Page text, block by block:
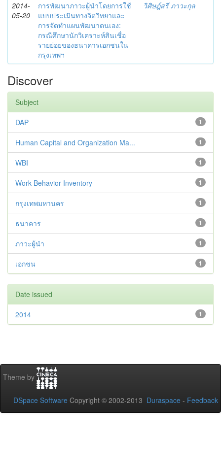
2014-
05-20
การพัฒนาภาวะผู้นำโดยการใช้
แบบประเมินทางจิตวิทยาและ
การจัดทำแผนพัฒนาตนเอง:
กรณีศึกษานักวิเคราะห์สินเชื่อ
รายย่อยของธนาคารเอกชนใน
กรุงเทพฯ
วิศิษฎ์สรี ภาวะกุล
Discover
Subject
1
DAP
1
Human Capital and Organization Ma...
1
WBI
1
Work Behavior Inventory
1
กรุงเทพมหานคร
1
ธนาคาร
1
ภาวะผู้นำ
1
เอกชน
Date issued
1
2014
Theme by
DSpace Software Copyright © 2002-2013 Duraspace - Feedback